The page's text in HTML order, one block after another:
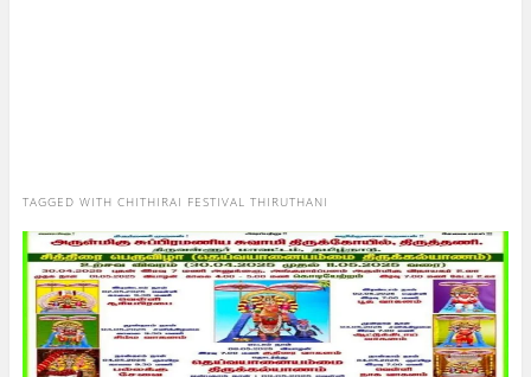
TAGGED WITH CHITHIRAI FESTIVAL THIRUTHANI